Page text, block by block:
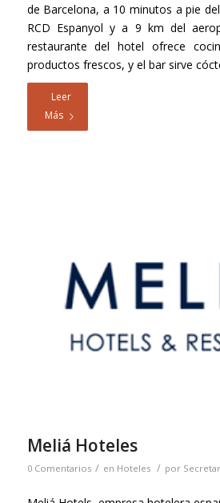
de Barcelona, ​​a 10 minutos a pie
RCD Espanyol y a 9 km del
restaurante del hotel ofrece
productos frescos, y el bar sirve
Leer
Más
Meliá Hoteles
0 Comentarios / en Hoteles / por